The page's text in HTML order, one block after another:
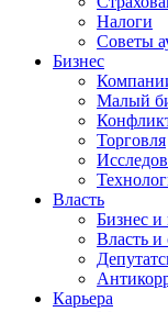
Налоги
Советы
Бизнес
Малый
Торговля
Власть
Бизнес и
Власть и
Карьера